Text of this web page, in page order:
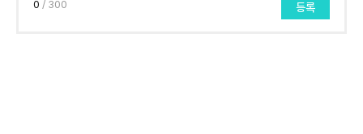
0 / 300 등록